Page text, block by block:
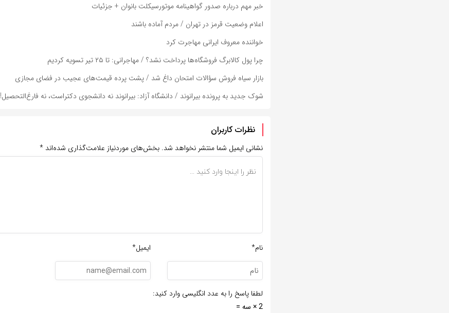
خبر مهم درباره صدور گواهینامه موتورسیکلت بانوان + جزئیات
اعلام وضعیت قرمز در تهران / مردم آماده باشند
خواننده معروف ایرانی مهاجرت کرد
چرا پول کالابرگ فروشگاه‌ها پرداخت نشد؟ / مهاجرانی: تا ۲۵ تیر تسویه کردیم
بازار سیاه فروش سؤالات امتحان داغ شد / پشت پرده قیمت‌های عجیب در فضای مجازی
شوک جدید به پرونده بیرانوند / دانشگاه آزاد: بیرانوند نه دانشجوی دکتراست، نه فارغ‌التحصیل!
نظرات کاربران
نشانی ایمیل شما منتشر نخواهد شد. بخش‌های موردنیاز علامت‌گذاری شده‌اند *
نام* ایمیل*
لطفا پاسخ را به عدد انگلیسی وارد کنید:
2 × سه =